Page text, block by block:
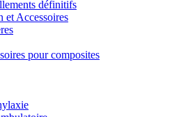
définitifs
et Accessoires
pour composites